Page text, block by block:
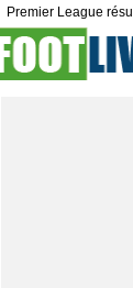
Premier League